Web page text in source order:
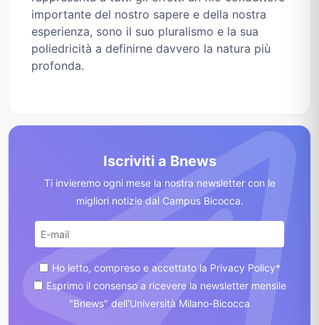
importante del nostro sapere e della nostra
esperienza, sono il suo pluralismo e la sua
poliedricità a definirne davvero la natura più
profonda.
Iscriviti a Bnews
Ti invieremo ogni mese la nostra newsletter con le
migliori notizie dal Campus Bicocca.
Ho letto, compreso e accettato la Privacy Policy*
Esprimo il consenso a ricevere la newsletter mensile
"Bnews" dell'Università Milano-Bicocca